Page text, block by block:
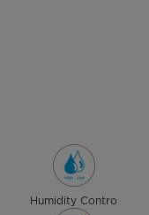
Humidity Contro